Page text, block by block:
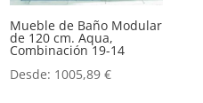
Mueble de Baño Modular
de 120 cm. Aqua,
Combinación 19-14
Desde: 1005,89€